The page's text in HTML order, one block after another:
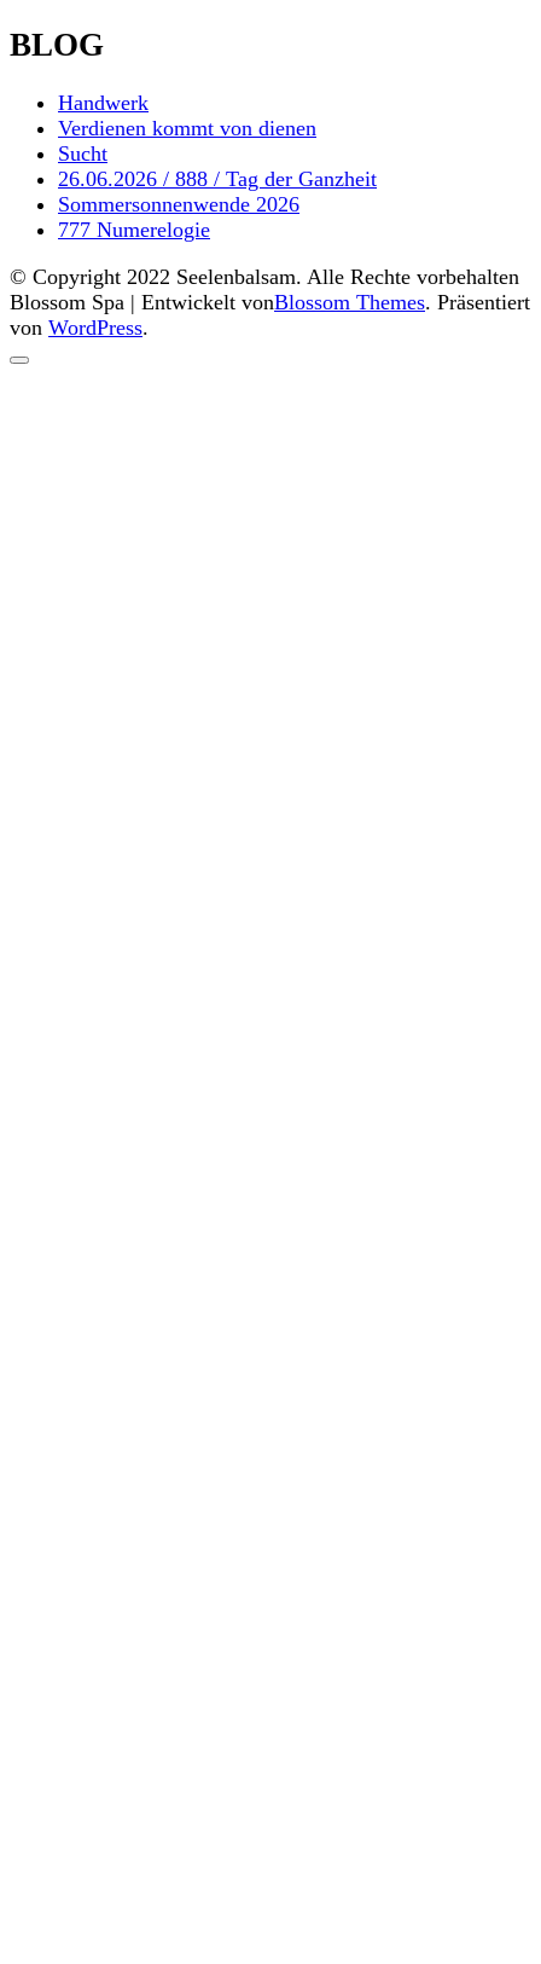
BLOG
Handwerk
Verdienen kommt von dienen
Sucht
26.06.2026 / 888 / Tag der Ganzheit
Sommersonnenwende 2026
777 Numerelogie
© Copyright 2022 Seelenbalsam. Alle Rechte vorbehalten
Blossom Spa | Entwickelt vonBlossom Themes. Präsentiert
von WordPress.